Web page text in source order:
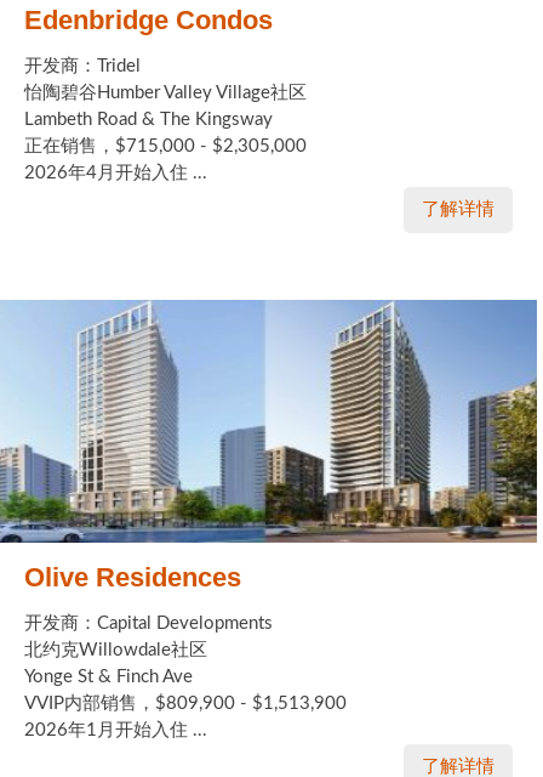
Edenbridge Condos
开发商：Tridel
怡陶碧谷Humber Valley Village社区
Lambeth Road & The Kingsway
正在销售，$715,000 - $2,305,000
2026年4月开始入住 ...
了解详情
Olive Residences
开发商：Capital Developments
北约克Willowdale社区
Yonge St & Finch Ave
VVIP内部销售，$809,900 - $1,513,900
2026年1月开始入住 ...
了解详情